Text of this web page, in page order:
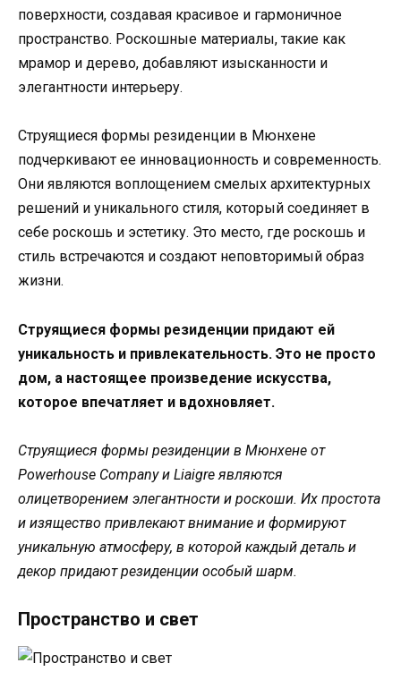
поверхности, создавая красивое и гармоничное
пространство. Роскошные материалы, такие как
мрамор и дерево, добавляют изысканности и
элегантности интерьеру.
Струящиеся формы резиденции в Мюнхене
подчеркивают ее инновационность и современность.
Они являются воплощением смелых архитектурных
решений и уникального стиля, который соединяет в
себе роскошь и эстетику. Это место, где роскошь и
стиль встречаются и создают неповторимый образ
жизни.
Струящиеся формы резиденции придают ей
уникальность и привлекательность. Это не просто
дом, а настоящее произведение искусства,
которое впечатляет и вдохновляет.
Струящиеся формы резиденции в Мюнхене от
Powerhouse Company и Liaigre являются
олицетворением элегантности и роскоши. Их простота
и изящество привлекают внимание и формируют
уникальную атмосферу, в которой каждый деталь и
декор придают резиденции особый шарм.
Пространство и свет